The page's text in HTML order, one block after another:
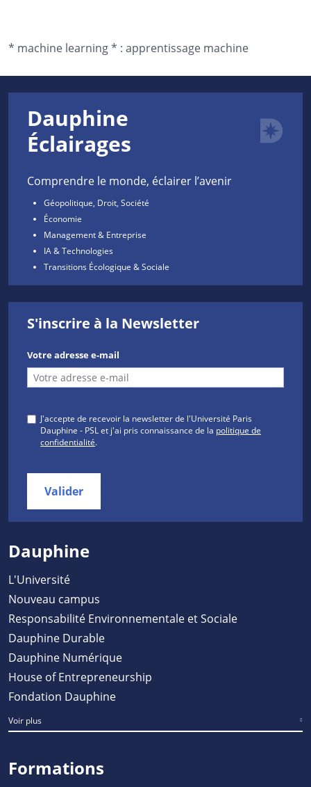
* machine learning * : apprentissage machine
Dauphine
Éclairages
Comprendre le monde, éclairer l’avenir
Géopolitique, Droit, Société
Économie
Management & Entreprise
IA & Technologies
Transitions Écologique & Sociale
S'inscrire à la Newsletter
Votre adresse e-mail
J'accepte de recevoir la newsletter de l'Université Paris
Dauphine - PSL et j'ai pris connaissance de la politique de
confidentialité.
Valider
Dauphine
L'Université
Nouveau campus
Responsabilité Environnementale et Sociale
Dauphine Durable
Dauphine Numérique
House of Entrepreneurship
Fondation Dauphine
Voir plus
Formations